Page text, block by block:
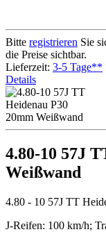
Bitte registrieren Sie
die Preise sichtbar.
Lieferzeit: 3-5 Tage**
Details
4.80-10 57J
Weißwand
4.80 - 10 57J TT
J-Reifen: 100 km/h;